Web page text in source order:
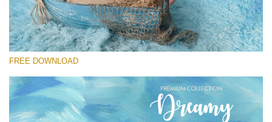
Выберите Вариант
Small 800*533px
Dreamy Watercolor
FREE DOWNLOAD